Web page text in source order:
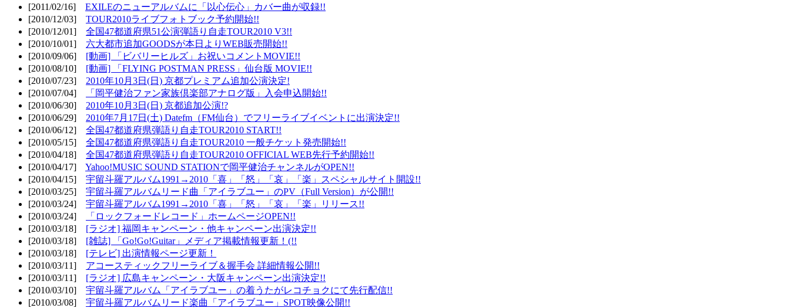
[2011/02/16] EXILEのニューアルバムに「以心伝心」カバー曲が収録!!
[2010/12/03] TOUR2010ライブフォトブック予約開始!!
[2010/12/01] 全国47都道府県51公演弾語り自走TOUR2010 V3!!
[2010/10/01] 六大都市追加GOODSが本日よりWEB販売開始!!
[2010/09/06] [動画] 「ビバリーヒルズ」お祝いコメントMOVIE!!
[2010/08/10] [動画] 「FLYING POSTMAN PRESS」仙台版 MOVIE!!
[2010/07/23] 2010年10月3日(日) 京都プレミアム追加公演決定!
[2010/07/04]
「岡平健治ファン家族倶楽部アナログ版」入会申込開始!!
[2010/06/30] 2010年10月3日(日) 京都追加公演!?
[2010/06/29] 2010年7月17日(土) Datefm（FM仙台）でフリーライブイベントに出演決定!!
[2010/06/12] 全国47都道府県弾語り自走TOUR2010 START!!
[2010/05/15] 全国47都道府県弾語り自走TOUR2010 一般チケット発売開始!!
[2010/04/18] 全国47都道府県弾語り自走TOUR2010 OFFICIAL WEB先行予約開始!!
[2010/04/17] Yahoo!MUSIC SOUND STATIONで岡平健治チャンネルがOPEN!!
[2010/04/15] 宇留斗羅アルバム1991→2010「喜」「怒」「哀」「楽」スペシャルサイト開設!!
[2010/03/25] 宇留斗羅アルバムリード曲「アイラブユー」のPV（Full Version）が公開!!
[2010/03/24] 宇留斗羅アルバム1991→2010「喜」「怒」「哀」「楽」リリース!!
[2010/03/24]
「ロックフォードレコード」ホームページOPEN!!
[2010/03/18] [ラジオ] 福岡キャンペーン・他キャンペーン出演決定!!
[2010/03/18] [雑誌] 「Go!Go!Guitar」メディア掲載情報更新！(!!
[2010/03/18] [テレビ] 出演情報ページ更新！
[2010/03/11] アコースティックフリーライブ＆握手会 詳細情報公開!!
[2010/03/11] [ラジオ] 広島キャンペーン・大阪キャンペーン出演決定!!
[2010/03/10] 宇留斗羅アルバム「アイラブユー」の着うたがレコチョクにて先行配信!!
[2010/03/08] 宇留斗羅アルバムリード楽曲「アイラブユー」SPOT映像公開!!